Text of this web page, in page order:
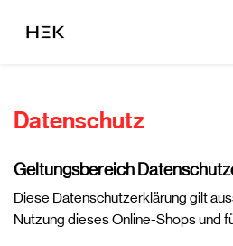
Datenschutz
Geltungsbereich
Diese Datenschutzerklärung gilt
Nutzung dieses Online-Shops und